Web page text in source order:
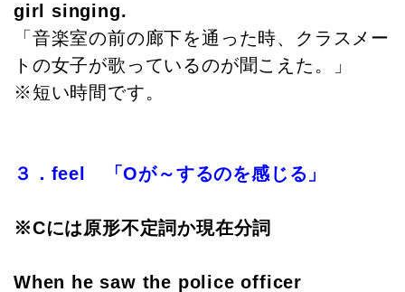
girl singing.
「音楽室の前の廊下を通った時、クラスメー
トの女子が歌っているのが聞こえた。」
※短い時間です。
３．feel 「Oが～するのを感じる」
※Cには原形不定詞か現在分詞
When he saw the police officer